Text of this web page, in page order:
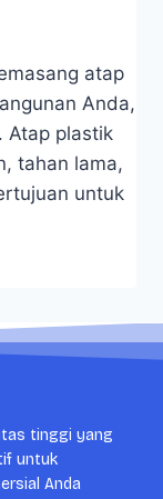
atap
Anda,
Atap plastik
tahan lama,
untuk
tinggi yang
untuk
Anda